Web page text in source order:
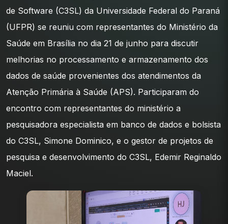
de Software (C3SL) da Universidade Federal do Paraná
(UFPR) se reuniu com representantes do Ministério da
Saúde em Brasília no dia 21 de junho para discutir
melhorias no processamento e armazenamento dos
dados de saúde provenientes dos atendimentos da
Atenção Primária à Saúde (APS). Participaram do
encontro com representantes do ministério a
pesquisadora especialista em banco de dados e bolsista
do C3SL, Simone Dominico, e o gestor de projetos de
pesquisa e desenvolvimento do C3SL, Edemir Reginaldo
Maciel.